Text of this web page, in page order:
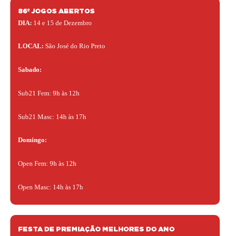
86º JOGOS ABERTOS
DIA: 14 e 15 de Dezembro
LOCAL: São José do Rio Preto
Sabado:
Sub21 Fem: 9h às 12h
Sub21 Masc: 14h às 17h
Domingo:
Open Fem: 9h às 12h
Open Masc: 14h às 17h
FESTA DE PREMIAÇÃO MELHORES DO ANO